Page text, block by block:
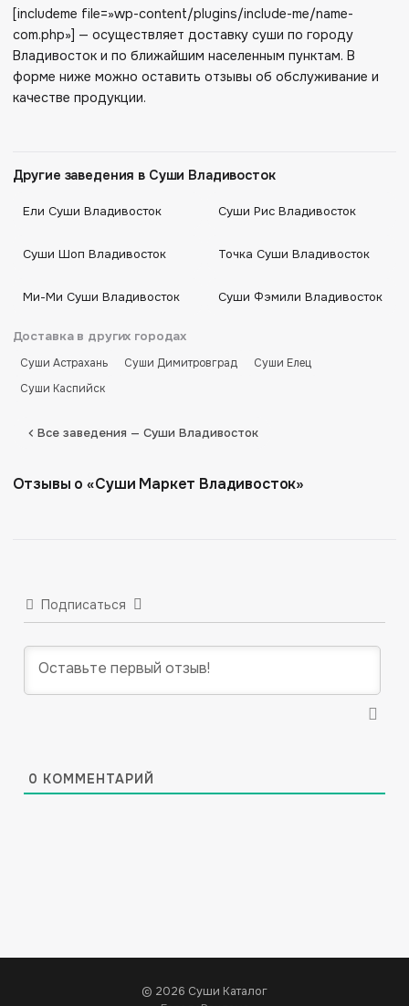
[includeme file=»wp-content/plugins/include-me/name-
com.php»] — осуществляет доставку суши по городу
Владивосток и по ближайшим населенным пунктам. В
форме ниже можно оставить отзывы об обслуживание и
качестве продукции.
Другие заведения в Суши Владивосток
Ели Суши Владивосток Суши Рис Владивосток
Суши Шоп Владивосток Точка Суши Владивосток
Ми-Ми Суши Владивосток Суши Фэмили Владивосток
Доставка в других городах
Суши Астрахань Суши Димитровград
Суши Елец
Суши Каспийск
Все заведения — Суши Владивосток
Отзывы о «Суши Маркет Владивосток»
Подписаться
0 КОММЕНТАРИЙ
© 2026 Суши Каталог